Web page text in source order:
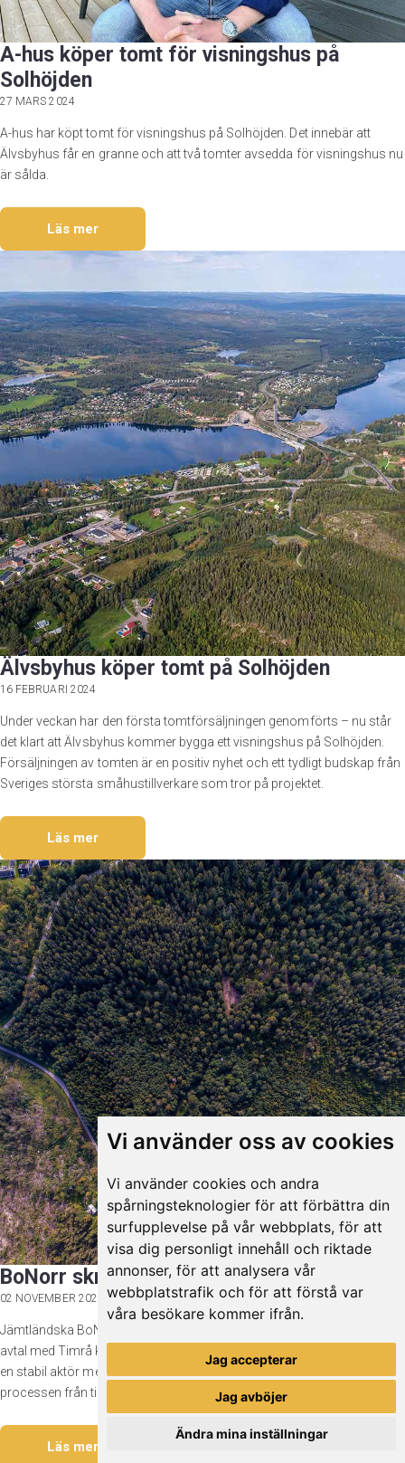
Vi använder oss av cookies
Vi använder cookies och andra
spårningsteknologier för att förbättra din
surfupplevelse på vår webbplats, för att
visa dig personligt innehåll och riktade
annonser, för att analysera vår
webbplatstrafik och för att förstå var
våra besökare kommer ifrån.
Jag accepterar
Jag avböjer
Ändra mina inställningar
A-hus köper tomt för visningshus på
Solhöjden
27 MARS 2024
A-hus har köpt tomt för visningshus på Solhöjden. Det innebär att
Älvsbyhus får en granne och att två tomter avsedda för visningshus nu
är sålda.
Läs mer
Älvsbyhus köper tomt på Solhöjden
16 FEBRUARI 2024
Under veckan har den första tomtförsäljningen genomförts – nu står
det klart att Älvsbyhus kommer bygga ett visningshus på Solhöjden.
Försäljningen av tomten är en positiv nyhet och ett tydligt budskap från
Sveriges största småhustillverkare som tror på projektet.
Läs mer
BoNorr skriver avtal med Solhöjden
02 NOVEMBER 2023
Jämtländska BoNorr är den senaste i raden av byggherrar som skriver
avtal med Timrå kommun om markanvisning på Solhöjden. BoNorr är
en stabil aktör med en flerårig historik i branschen. De arbetar i hela
processen från tidiga skisser till bygglovsprocessen...
Läs mer